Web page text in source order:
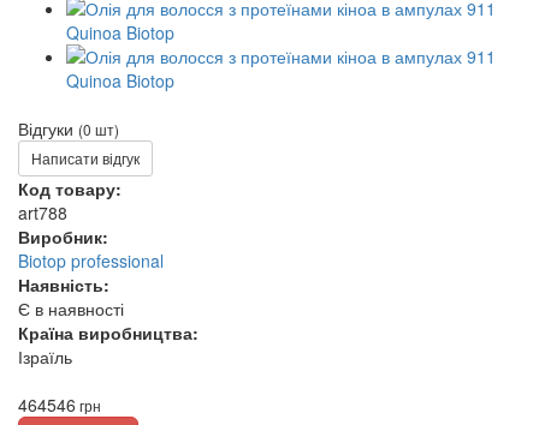
Відгуки (0 шт)
Написати відгук
Код товару:
art788
Виробник:
Biotop professional
Наявність:
Є в наявності
Країна виробництва:
Ізраїль
464546 грн